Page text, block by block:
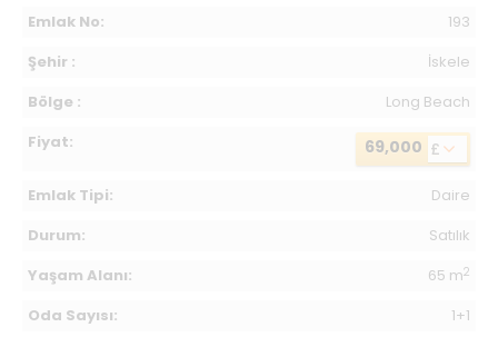
Emlak No:
193
Şehir :
İskele
Bölge :
Long Beach
Fiyat:
69,000 £
Emlak Tipi:
Daire
Durum:
Satılık
Yaşam Alanı:
65 m2
Oda Sayısı:
1+1